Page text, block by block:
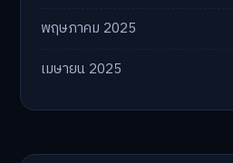
พฤษภาคม 2025
เมษายน 2025